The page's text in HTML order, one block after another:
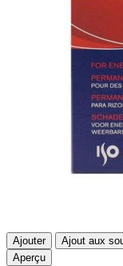
Ajouter Ajout aux
Aperçu